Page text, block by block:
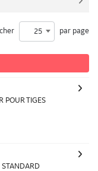
25 par page
POUR TIGES
STANDARD